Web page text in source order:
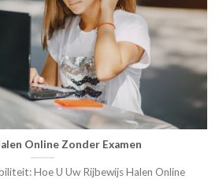
Online Zonder Examen
Hoe U Uw Rijbewijs Halen Online